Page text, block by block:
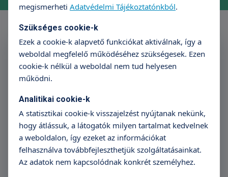
Feliratkozás a Triton
Hírlevélre
Feliratkozás
megismerheti Adatvédelmi Tájékoztatónkból.
Szükséges cookie-k
Ezek a cookie-k alapvető funkciókat aktiválnak, így a
weboldal megfelelő működéséhez szükségesek. Ezen
cookie-k nélkül a weboldal nem tud helyesen
működni.
Analitikai cookie-k
A statisztikai cookie-k visszajelzést nyújtanak nekünk,
hogy átlássuk, a látogatók milyen tartalmat kedvelnek
a weboldalon, így ezeket az információkat
felhasználva továbbfejleszthetjük szolgáltatásainkat.
Az adatok nem kapcsolódnak konkrét személyhez.